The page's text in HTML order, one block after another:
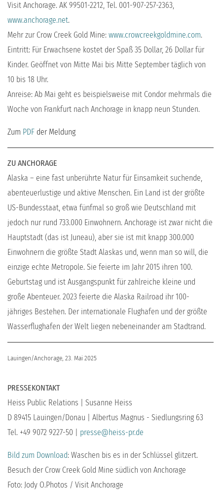
Visit Anchorage. AK 99501-2212, Tel. 001-907-257-2363,
www.anchorage.net.
Mehr zur Crow Creek Gold Mine: www.crowcreekgoldmine.com.
Eintritt: Für Erwachsene kostet der Spaß 35 Dollar, 26 Dollar für
Kinder. Geöffnet von Mitte Mai bis Mitte September täglich von
10 bis 18 Uhr.
Anreise: Ab Mai geht es beispielsweise mit Condor mehrmals die
Woche von Frankfurt nach Anchorage in knapp neun Stunden.
Zum PDF der Meldung
ZU ANCHORAGE
Alaska – eine fast unberührte Natur für Einsamkeit suchende,
abenteuerlustige und aktive Menschen. Ein Land ist der größte
US-Bundesstaat, etwa fünfmal so groß wie Deutschland mit
jedoch nur rund 733.000 Einwohnern. Anchorage ist zwar nicht die
Hauptstadt (das ist Juneau), aber sie ist mit knapp 300.000
Einwohnern die größte Stadt Alaskas und, wenn man so will, die
einzige echte Metropole. Sie feierte im Jahr 2015 ihren 100.
Geburtstag und ist Ausgangspunkt für zahlreiche kleine und
große Abenteuer. 2023 feierte die Alaska Railroad ihr 100-
jähriges Bestehen. Der internationale Flughafen und der größte
Wasserflughafen der Welt liegen nebeneinander am Stadtrand.
Lauingen/Anchorage, 23. Mai 2025
PRESSEKONTAKT
Heiss Public Relations | Susanne Heiss
D 89415 Lauingen/Donau | Albertus Magnus - Siedlungsring 63
Tel. +49 9072 9227-50 | presse@heiss-pr.de
Bild zum Download: Waschen bis es in der Schlüssel glitzert.
Besuch der Crow Creek Gold Mine südlich von Anchorage
Foto: Jody O.Photos / Visit Anchorage